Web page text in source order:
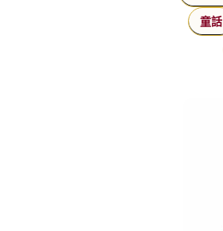
童話